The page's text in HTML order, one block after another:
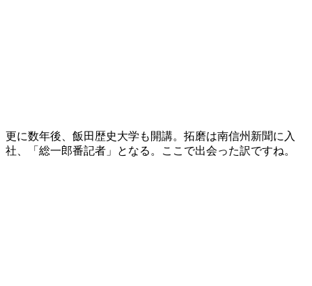
更に数年後、飯田歴史大学も開講。拓磨は南信州新聞に入
社、「総一郎番記者」となる。ここで出会った訳ですね。